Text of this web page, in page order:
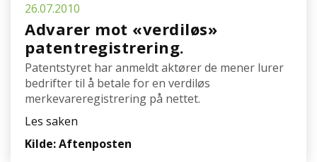
26.07.2010
Advarer mot «verdiløs»
patentregistrering.
Patentstyret har anmeldt aktører de mener lurer
bedrifter til å betale for en verdiløs
merkevareregistrering på nettet.
Les saken
Kilde: Aftenposten